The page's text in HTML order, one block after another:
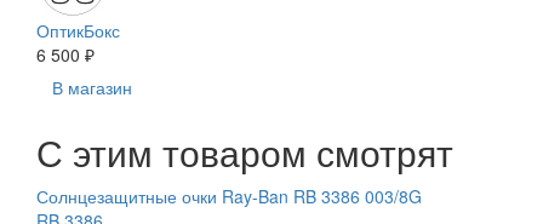
ОптикБокс
6 500 ₽
В магазин
С этим товаром смотрят
Солнцезащитные очки Ray-Ban RB 3386 003/8G